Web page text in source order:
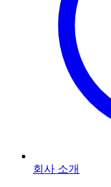
회사 소개